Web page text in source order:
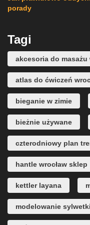
porady
Tagi
akcesoria do masażu
atlas do ćwiczeń
bieganie w zimie
bieżnie używane
czterodniowy plan
hantle wrocław sklep
kettler layana
modelowanie